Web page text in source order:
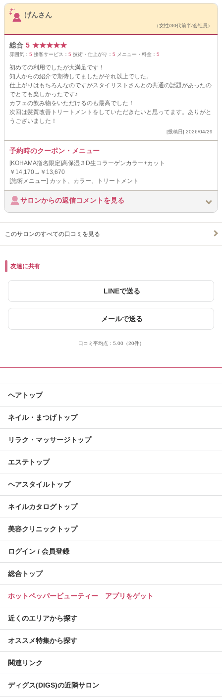
サロンPick Up
げんさん
（女性/30代前半/会社員）
総合 5 ★★★★★
雰囲気： 5 接客サービス： 5 技術・仕上がり： 5 メニュー・料金： 5
初めての利用でしたが大満足です！
知人からの紹介で期待してましたがそれ以上でした。
仕上がりはもちろんなのですがスタイリストさんとの共通の話題があったの
でとても楽しかったです♪
カフェの飲み物をいただけるのも最高でした！
次回は髪質改善トリートメントをしていただきたいと思ってます。ありがと
うございました！
[投稿日] 2026/04/29
予約時のクーポン・メニュー
[KOHAMA指名限定]高保湿３D生コラーゲンカラー+カット
￥14,170→￥13,670
[施術メニュー] カット、カラー、トリートメント
サロンからの返信コメントを見る
このサロンのすべての口コミを見る
友達に共有
LINEで送る
メールで送る
口コミ平均点： 5.00 （20件）
ヘアトップ
ネイル・まつげトップ
リラク・マッサージトップ
エステトップ
ヘアスタイルトップ
ネイルカタログトップ
美容クリニックトップ
ログイン / 会員登録
総合トップ
ホットペッパービューティー アプリをゲット
近くのエリアから探す
オススメ特集から探す
関連リンク
ディグス(DIGS)の近隣サロン